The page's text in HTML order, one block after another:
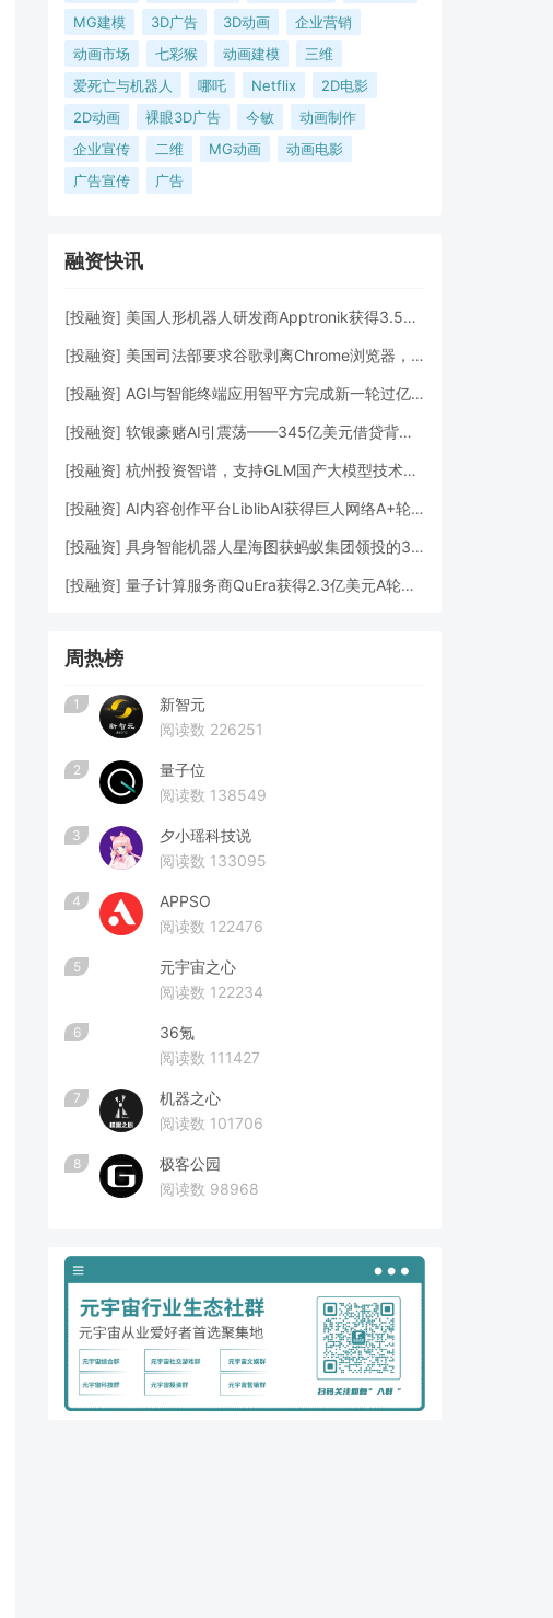
MG建模
3D广告 3D动画
企业营销
动画市场
七彩猴 动画建模
三维
爱死亡与机器人
哪吒 Netflix
2D电影
2D动画
裸眼3D广告 今敏
动画制作
企业宣传
二维 MG动画
动画电影
广告宣传
广告
融资快讯
[投融资] 美国人形机器人研发商Apptronik获得3.5亿美元A轮融资
[投融资] 美国司法部要求谷歌剥离Chrome浏览器，但允许其进行AI投资
[投融资] AGI与智能终端应用智平方完成新一轮过亿元Pre-A+轮融资
[投融资] 软银豪赌AI引震荡——345亿美元借贷背后的“生死赌局”
[投融资] 杭州投资智谱，支持GLM国产大模型技术发展
[投融资] AI内容创作平台LiblibAI获得巨人网络A+轮数亿元融资
[投融资] 具身智能机器人星海图获蚂蚁集团领投的3亿元A轮融资
[投融资] 量子计算服务商QuEra获得2.3亿美元A轮融资
周热榜
1
新智元
阅读数 226251
2
量子位
阅读数 138549
3
夕小瑶科技说
阅读数 133095
4
APPSO
阅读数 122476
5
元宇宙之心
阅读数 122234
6
36氪
阅读数 111427
7
机器之心
阅读数 101706
8
极客公园
阅读数 98968